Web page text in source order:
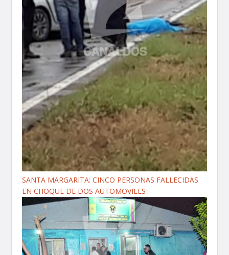
SANTA MARGARITA: CINCO PERSONAS FALLECIDAS
EN CHOQUE DE DOS AUTOMOVILES